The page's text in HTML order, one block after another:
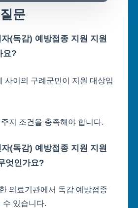
문
(독감) 예방접종 지원 지원
요?
사이의 구례군민이 지원 대상입
지 조건을 충족해야 합니다.
(독감) 예방접종 지원 지원
엇인가요?
의료기관에서 독감 예방접종
수 있습니다.